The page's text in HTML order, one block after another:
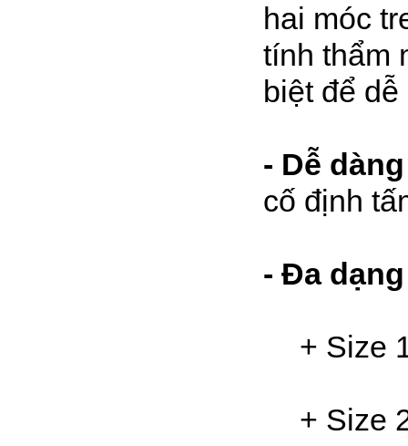
hai móc
tính thẩm
biệt để
- Dễ
cố định
- Đa
+ Size
+ Size